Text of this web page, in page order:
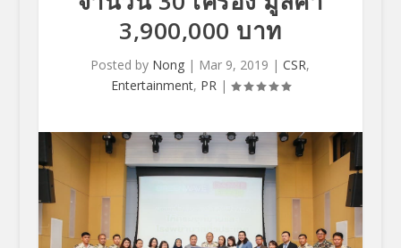
3,900,000 บาท
Posted by Nong | Mar 9, 2019 |CSR,
Entertainment, PR|